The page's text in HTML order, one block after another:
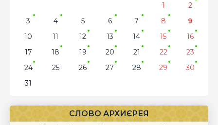
1
2
3
4 5 6 7 8
9
10
11 12 13 14 15
16
17
18 19 20 21 22
23
24
25 26 27 28 29
30
31
СЛОВО АРХИЄРЕЯ